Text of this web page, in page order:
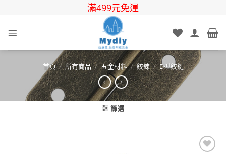
滿499元免運
首頁 / 所有商品 / 五金材料 / 鉸鍊 / D型鉸鏈
篩選